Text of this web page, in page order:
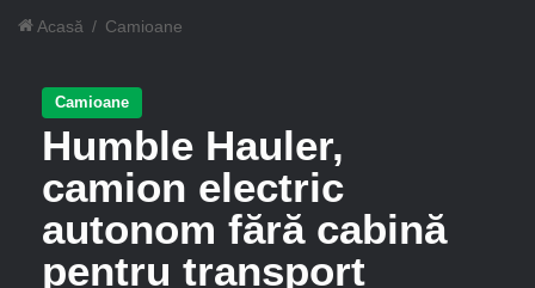
Acasă / Camioane
Camioane
Humble Hauler,
camion electric
autonom fără cabină
pentru transport